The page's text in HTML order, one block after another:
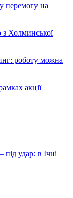
перемогу на
з Холминської
роботу можна
акції
удар: в Ічні